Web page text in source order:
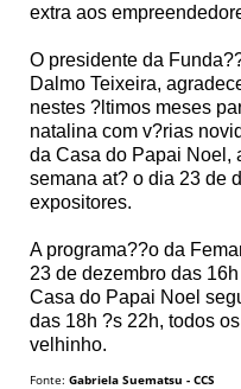
extra aos
O presidente da
Dalmo Teixeira,
nestes ?ltimos meses
natalina com v?rias
da Casa do Papai Noel,
semana at? o dia 23 de
expositores.
A programa??o da
23 de dezembro das
Casa do Papai Noel
das 18h ?s 22h, todos
velhinho.
Fonte: Gabriela Suematsu - CCS